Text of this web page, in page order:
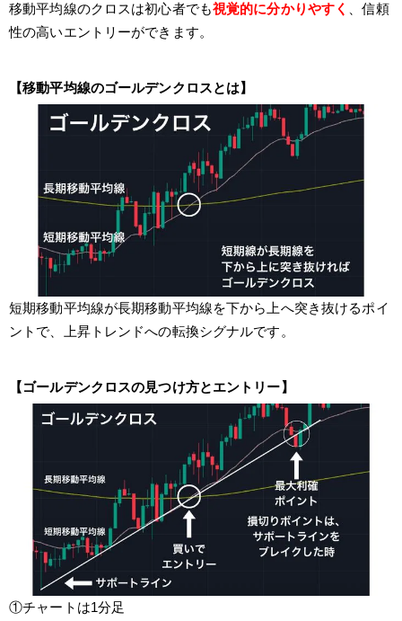
移動平均線のクロスは初心者でも視覚的に分かりやすく
、信頼
性の高いエントリーができます。
【移動平均線のゴールデンクロスとは】
短期移動平均線が長期移動平均線を下から上へ突き抜けるポイ
ントで、上昇トレンドへの転換シグナルです。
【ゴールデンクロスの見つけ方とエントリー】
①チャートは1分足